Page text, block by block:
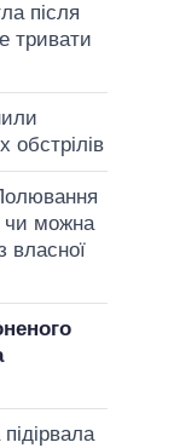
після
тривати
обстрілів
чи можна
власної